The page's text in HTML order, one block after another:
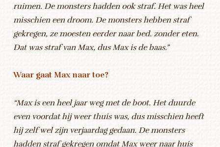
ruimen. De monsters hadden ook straf. Het was heel
misschien een droom. De monsters hebben straf
gekregen, ze moesten eerder naar bed. zonder eten.
Dat was straf van Max, dus Max is de baas.”
Waar gaat Max naar toe?
“Max is een heel jaar weg met de boot. Het duurde
even voordat hij weer thuis was, dus misschien heeft
hij zelf wel zijn verjaardag gedaan. De monsters
hadden straf gekregen omdat Max weer naar huis